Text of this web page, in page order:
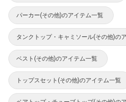
パーカー(その他)のアイテム一覧
タンクトップ・キャミソール(その他)の
ベスト(その他)のアイテム一覧
トップスセット(その他)のアイテム一覧